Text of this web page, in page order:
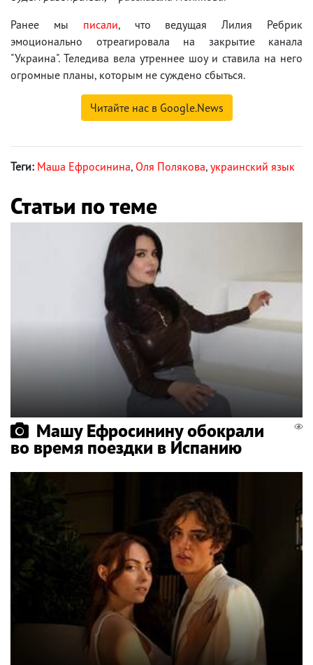
Ранее мы писали, что ведущая Лилия Ребрик
эмоционально отреагировала на закрытие канала
"Украина". Теледива вела утреннее шоу и ставила на него
огромные планы, которым не суждено сбыться.
Читайте нас в Google.News
Теги: Маша Ефросинина, Оля Полякова, украинский язык
Статьи по теме
Машу Ефросинину обокрали
во время поездки в Испанию